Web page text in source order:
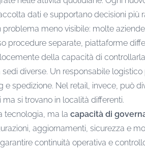
dati e supportano decisioni più
meno visibile: molte
procedure separate, piattaforme
della capacità di
diverse. Un responsabile
spedizione. Nel retail, invece, può
si trovano in località differenti.
tecnologia, ma la capacità di
aggiornamenti, sicurezza e
continuità operativa e